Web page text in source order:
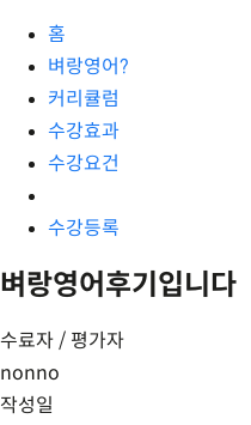
홈
벼랑영어?
커리큘럼
수강효과
수강요건
수강등록
벼랑영어후기입니다
수료자 / 평가자
nonno
작성일